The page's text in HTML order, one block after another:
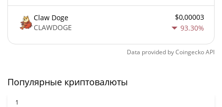
Claw Doge
CLAWDOGE
$0,00003
93.30%
Data provided byCoingeckoAPI
Популярные криптовалюты
1